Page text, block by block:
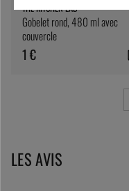
THE KITCHEN LAB
Gobelet rond, 480 ml avec
couvercle
1 €
LES AVIS